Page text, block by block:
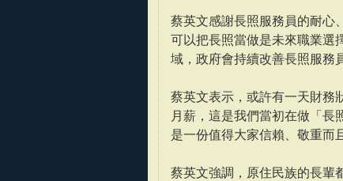
蔡英文感謝長照服務員的耐心
可以把長照當做是未來職業選
域，政府會持續改善長照服務
蔡英文表示，或許有一天財務
月薪，這是我們當初在做「長
是一份值得大家信賴、敬重而
蔡英文強調，原住民族的長輩